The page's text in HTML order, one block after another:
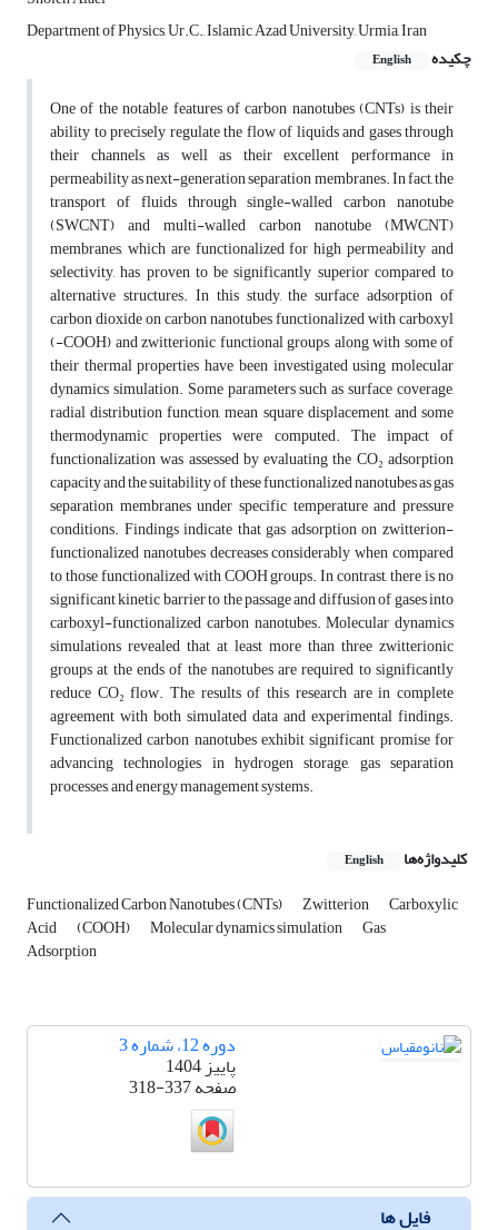
Department of Physics, Ur.C., Islamic Azad University, Urmia, Iran
چکیده
English
One of the notable features of carbon nanotubes (CNTs) is their
ability to precisely regulate the flow of liquids and gases through
their channels, as well as their excellent performance in
permeability as next-generation separation membranes. In fact, the
transport of fluids through single-walled carbon nanotube
(SWCNT) and multi-walled carbon nanotube (MWCNT)
membranes, which are functionalized for high permeability and
selectivity, has proven to be significantly superior compared to
alternative structures. In this study, the surface adsorption of
carbon dioxide on carbon nanotubes functionalized with carboxyl
(-COOH) and zwitterionic functional groups, along with some of
their thermal properties have been investigated using molecular
dynamics simulation. Some parameters such as surface coverage,
radial distribution function, mean square displacement, and some
thermodynamic properties were computed. The impact of
functionalization was assessed by evaluating the CO₂ adsorption
capacity and the suitability of these functionalized nanotubes as gas
separation membranes under specific temperature and pressure
conditions. Findings indicate that gas adsorption on zwitterion-
functionalized nanotubes decreases considerably when compared
to those functionalized with COOH groups. In contrast, there is no
significant kinetic barrier to the passage and diffusion of gases into
carboxyl-functionalized carbon nanotubes. Molecular dynamics
simulations revealed that at least more than three zwitterionic
groups at the ends of the nanotubes are required to significantly
reduce CO₂ flow. The results of this research are in complete
agreement with both simulated data and experimental findings.
Functionalized carbon nanotubes exhibit significant promise for
advancing technologies in hydrogen storage, gas separation
processes, and energy management systems.
کلیدواژه‌ها English
Functionalized Carbon Nanotubes (CNTs) Zwitterion Carboxylic
Acid (COOH) Molecular dynamics simulation Gas
Adsorption
دوره 12، شماره 3
پاییز 1404
صفحه318-337
فایل ها